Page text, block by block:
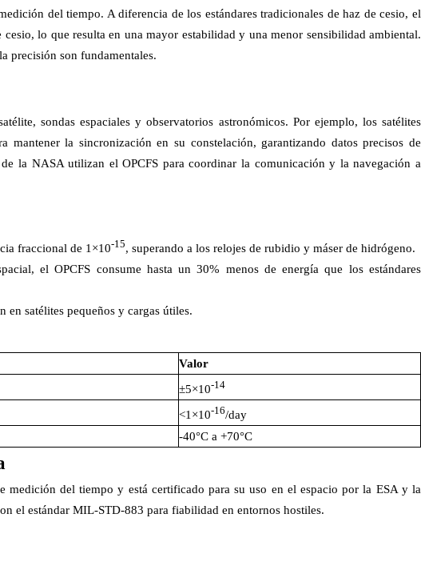
del tiempo. A diferencia de los estándares tradicionales de haz de cesio, el
lo que resulta en una mayor estabilidad y una menor sensibilidad ambiental.
precisión son fundamentales.
sondas espaciales y observatorios astronómicos. Por ejemplo, los satélites
mantener la sincronización en su constelación, garantizando datos precisos de
la NASA utilizan el OPCFS para coordinar la comunicación y la navegación a
fraccional de 1×10-15, superando a los relojes de rubidio y máser de hidrógeno.
el OPCFS consume hasta un 30% menos de energía que los estándares
en satélites pequeños y cargas útiles.
Valor
±5×10-14
<1×10-16/day
-40°C a +70°C
medición del tiempo y está certificado para su uso en el espacio por la ESA y la
el estándar MIL-STD-883 para fiabilidad en entornos hostiles.